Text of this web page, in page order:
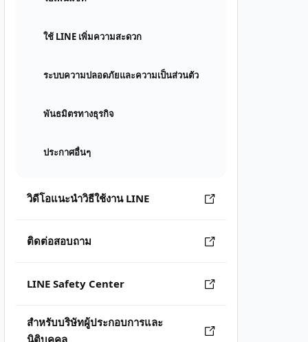
ใช้ LINE เพิ่มความสะดวก
ระบบความปลอดภัยและความเป็นส่วนตัว
พันธมิตรทางธุรกิจ
ประกาศอื่นๆ
วิดีโอแนะนำวิธีใช้งาน LINE
ติดต่อสอบถาม
LINE Safety Center
สำหรับบริษัทผู้ประกอบการและ
นิติบุคคล